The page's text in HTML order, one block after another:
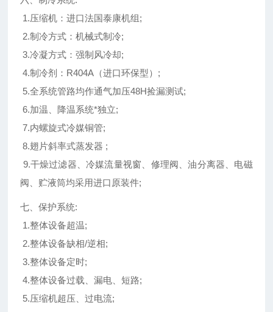
1.压缩机：进口法国泰康机组;
2.制冷方式：机械式制冷;
3.冷凝方式：强制风冷却;
4.制冷剂：R404A（进口环保型）;
5.全系统管路均作通气加压48H捡漏测试;
6.加温、降温系统*独立;
7.内螺旋式冷媒铜管;
8.翅片斜率式蒸发器 ;
9.干燥过滤器、冷媒流量视窗、修理阀、油分离器、电磁
阀、贮液筒均采用进口原装件;
七、保护系统:
1.整体设备超温;
2.整体设备缺相/逆相;
3.整体设备定时;
4.整体设备过载、漏电、短路;
5.压缩机超压、过电流;